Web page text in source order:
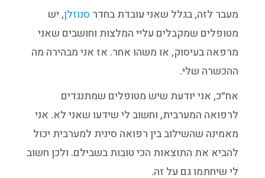
מעבר לזה, בגלל שאני עובדת בחדר סנוזלן, יש
מטופלים שמקבלים עליי המלצות וחושבים שאני
מרפאה בעיסוק, או משהו אחר. אז אני מבהירה מה
ההכשרה שלי.
אח״כ, אני יודעת שיש מטופלים שמתנגדים
לרפואה המערבית, וחשוב לי שידעו שאני לא. אני
מאמינה שהשילוב בין רפואה סינית למערבית יכול
להביא את התוצאות הכי טובות בשבילם. ולכן חשוב
לי שיחתמו גם על זה.